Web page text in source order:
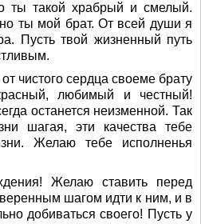
ты такой храбрый и смелый.
ты мой брат. От всей души я
Пусть твой жизненный путь
чистого сердца своемe брату
любимый и честный!
останется неизменной. Так
шагая, эти качества тебе
Желаю тебе исполненья
Желаю ставить перед
шагом идти к ним, и в
добиваться своего! Пусть у